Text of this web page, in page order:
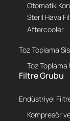
Otomatik
Steril Hava
Aftercooler
Toz Toplama
Toz
Filtre Grubu
Endüstriyel
Kompresör